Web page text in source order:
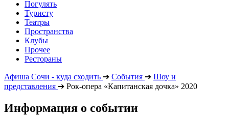
Погулять
Туристу
Театры
Пространства
Клубы
Прочее
Рестораны
Афиша Сочи - куда сходить ➔ События ➔ Шоу и
представления ➔ Рок-опера «Капитанская дочка» 2020
Информация о событии